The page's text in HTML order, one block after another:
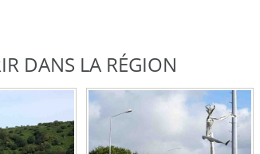
DANS LA RÉGION